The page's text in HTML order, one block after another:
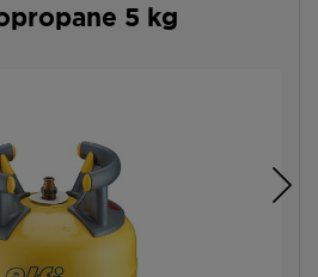
5 kg